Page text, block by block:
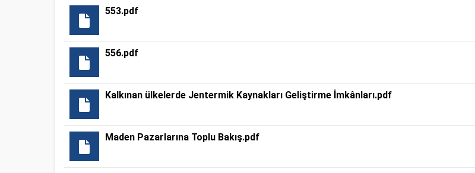
553.pdf
556.pdf
Kalkınan ülkelerde Jentermik Kaynakları Geliştirme İmkânları.pdf
Maden Pazarlarına Toplu Bakış.pdf